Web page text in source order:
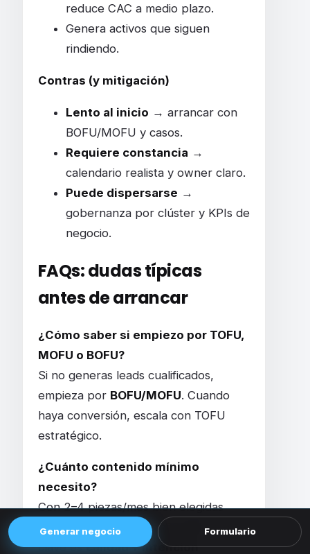
reduce CAC a medio plazo.
Genera activos que siguen
rindiendo.
Contras (y mitigación)
Lento al inicio → arrancar con
BOFU/MOFU y casos.
Requiere constancia →
calendario realista y owner claro.
Puede dispersarse →
gobernanza por clúster y KPIs de
negocio.
FAQs: dudas típicas
antes de arrancar
¿Cómo saber si empiezo por TOFU,
MOFU o BOFU?
Si no generas leads cualificados,
empieza por BOFU/MOFU. Cuando
haya conversión, escala con TOFU
estratégico.
¿Cuánto contenido mínimo
necesito?
Con 2–4 piezas/mes bien elegidas
puedes ver señales en 90 días. La
clave escalidad + intención
Generar negocio Formulario